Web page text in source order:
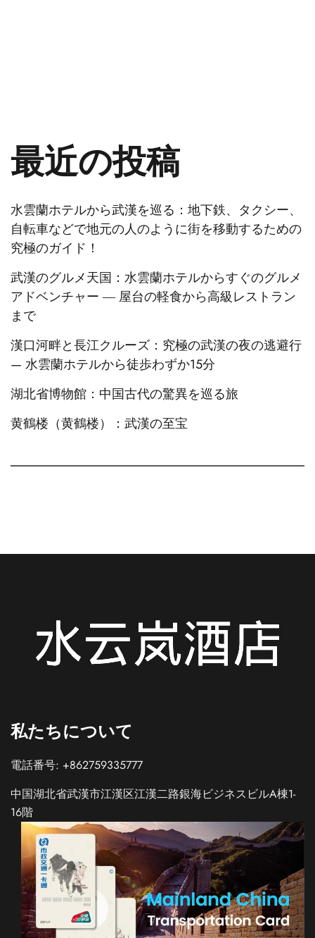
最近の投稿
水雲蘭ホテルから武漢を巡る：地下鉄、タクシー、
自転車などで地元の人のように街を移動するための
究極のガイド！
武漢のグルメ天国：水雲蘭ホテルからすぐのグルメ
アドベンチャー ― 屋台の軽食から高級レストラン
まで
漢口河畔と長江クルーズ：究極の武漢の夜の逃避行
— 水雲蘭ホテルから徒歩わずか15分
湖北省博物館：中国古代の驚異を巡る旅
黄鶴楼（黄鶴楼）：武漢の至宝
私たちについて
電話番号: +862759335777
中国湖北省武漢市江漢区江漢二路銀海ビジネスビルA棟1-
16階
German
Italian
Spanish